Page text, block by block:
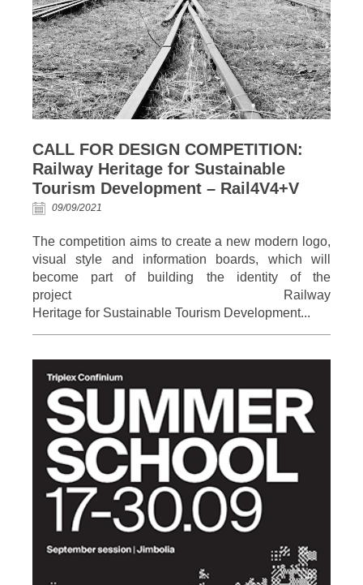
CALL FOR DESIGN COMPETITION:
Railway Heritage for Sustainable
Tourism Development – Rail4V4+V
09/09/2021
The competition aims to create a new modern logo,
visual style and information boards, which will
become part of building the identity of the
project Railway
Heritage for Sustainable Tourism Development...